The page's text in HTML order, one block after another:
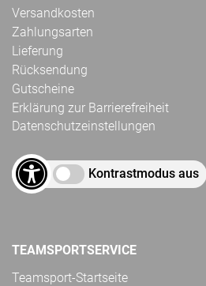
Versandkosten
Zahlungsarten
Lieferung
Rücksendung
Gutscheine
Erklärung zur Barrierefreiheit
Datenschutzeinstellungen
Kontrastmodus aus
TEAMSPORTSERVICE
Teamsport-Startseite